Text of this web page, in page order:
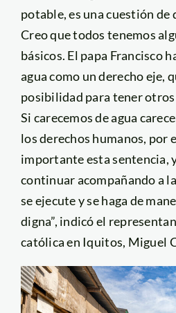
potable, es una cuestión de
Creo que todos tenemos
básicos. El papa Francisco
agua como un derecho eje,
posibilidad para tener
Si carecemos de agua
los derechos humanos, por
importante esta sentencia,
continuar acompañando a
se ejecute y se haga de
digna”, indicó el
católica en Iquitos, Miguel